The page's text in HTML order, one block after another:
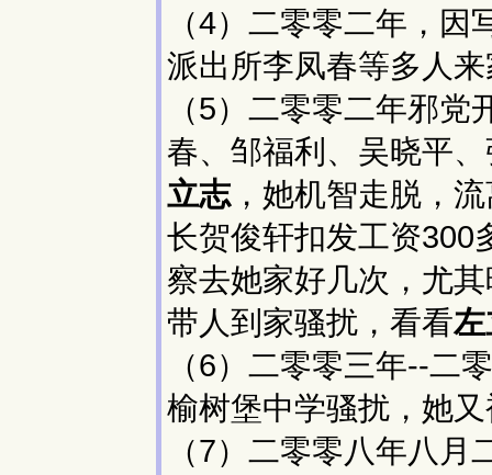
（4）二零零二年，
派出所李凤春等多人
（5）二零零二年邪
春、邹福利、吴晓平
立志 ，她机智走脱，
长贺俊轩扣发工资300
察去她家好几次，尤
带人到家骚扰，看看
（6）二零零三年--二
榆树堡中学骚扰，她
（7）二零零八年八